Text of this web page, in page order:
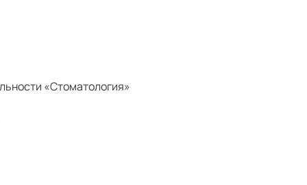
«Стоматология»